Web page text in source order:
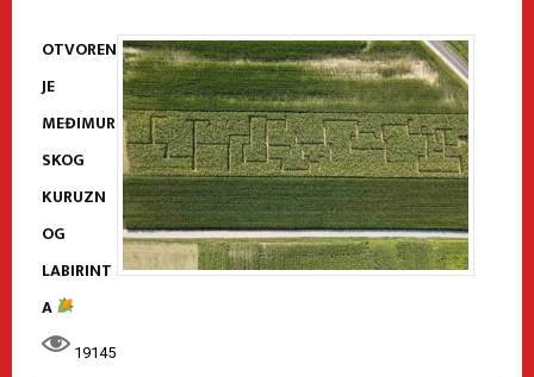
OTVOREN
JE
MEĐIMUR
SKOG
KURUZN
OG
LABIRINT
A
19145